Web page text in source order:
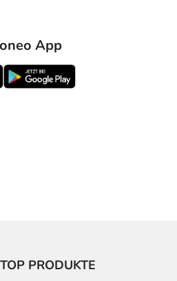
App
TOP PRODUKTE